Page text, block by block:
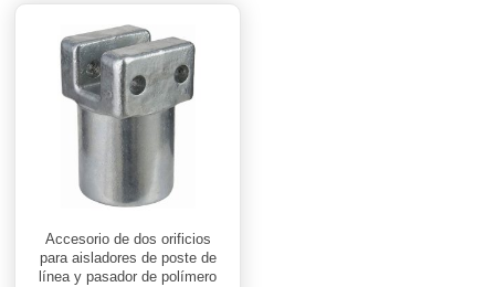
Accesorio de dos orificios
para aisladores de poste de
línea y pasador de polímero